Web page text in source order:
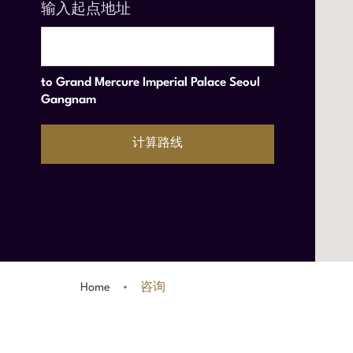
电话
02-3440-8000
传真 02-3440-8200
输入起点地址
to Grand Mercure Imperial Palace Seoul
Gangnam
计算路线
Home 咨询